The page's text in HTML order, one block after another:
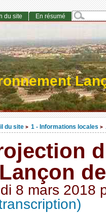
du site > 1 - Informations locales >
8 mars 2018
du site En résumé